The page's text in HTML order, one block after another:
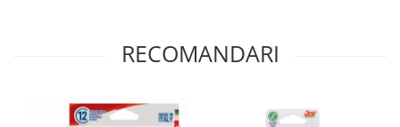
RECOMANDARI